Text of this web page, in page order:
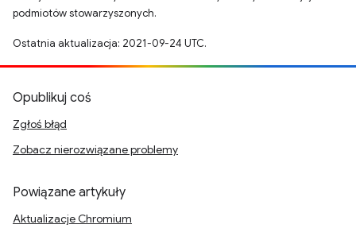
podmiotów stowarzyszonych.
Ostatnia aktualizacja: 2021-09-24 UTC.
Opublikuj coś
Zgłoś błąd
Zobacz nierozwiązane problemy
Powiązane artykuły
Aktualizacje Chromium